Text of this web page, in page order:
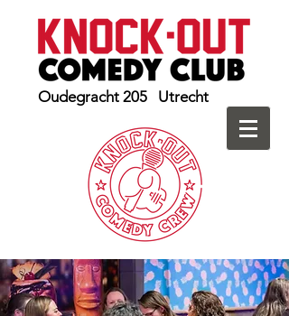
Oudegracht 205 Utrecht